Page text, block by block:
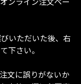
いただいた後、右
下さい。
文に誤りがないか